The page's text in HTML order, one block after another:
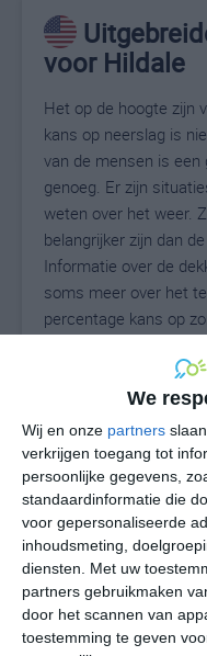
We
Wij en onze partners
verkrijgen toegang tot
persoonlijke gegevens,
standaardinformatie die
voor gepersonaliseerde
inhoudsmeting,
diensten.
Met uw
partners gebruikmaken
door het scannen van
toestemming te geven
voor Hildale
Het op de hoogte zijn
kans op neerslag is
van de mensen is
genoeg. Er zijn
weten over het weer.
belangrijker zijn dan
Informatie over de
soms meer over het
percentage kans op
29°C
do
37° 20°
vr
38°